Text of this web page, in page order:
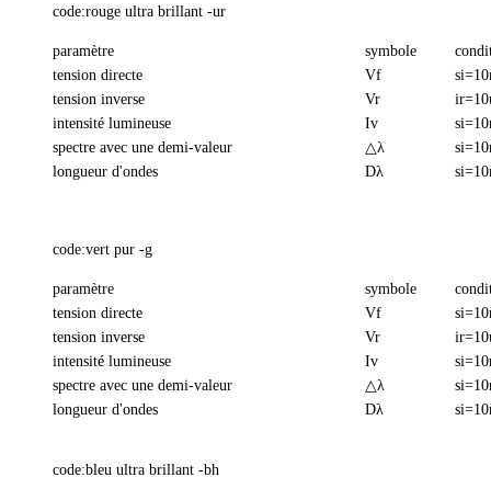
code:rouge ultra brillant -ur
paramètre symbole
tension directe
Vf
tension inverse
Vr
intensité lumineuse
Iv
spectre avec une demi-valeur
△λ
longueur d'ondes
Dλ
code:vert pur -g
paramètre symbole
tension directe
Vf
tension inverse
Vr
intensité lumineuse
Iv
spectre avec une demi-valeur
△λ
longueur d'ondes
Dλ
code:bleu ultra brillant -bh